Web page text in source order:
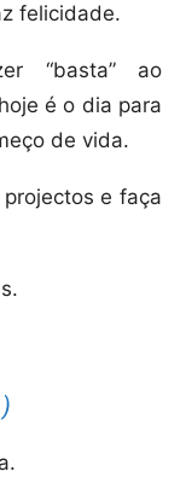
felicidade.
“basta” ao
é o dia para
de vida.
e faça